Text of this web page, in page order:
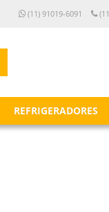
(11) 91019-6091
REFRIGERADORES